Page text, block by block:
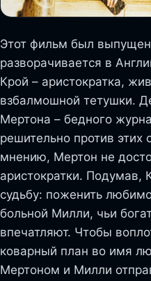
Этот фильм был
разворачивается в
Крой – аристократка,
взбалмошной тетушки.
Мертона – бедного
решительно против этих
мнению, Мертон не
аристократки. Подумав,
судьбу: поженить
больной Милли, чьи
впечатляют. Чтобы
коварный план во имя
Мертоном и Милли